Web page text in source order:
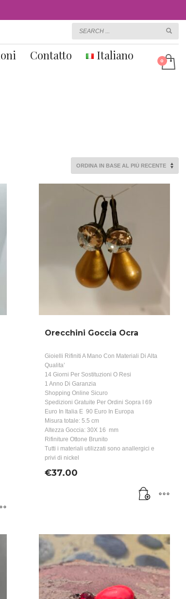
Contatto
Italiano
Orecchini Goccia Ocra
Gioielli Rifiniti A Mano Con Materiali Di Alta
Qualita’
14 Giorni Per Sostituzioni O Resi
1 Anno Di Garanzia
Shopping Online Sicuro
Spedizioni Gratuite Per Ordini Sopra I 69
Euro In Italia E 90 Euro In Europa
Misura totale: 5.5 cm
Altezza Goccia: 30X 16 mm
Rifiniture Ottone Brunito
Tutti i materiali utilizzati sono anallergici e
privi di nickel
€37.00